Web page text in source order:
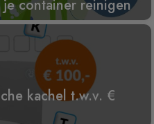
je container reinigen
kachel t.w.v. €